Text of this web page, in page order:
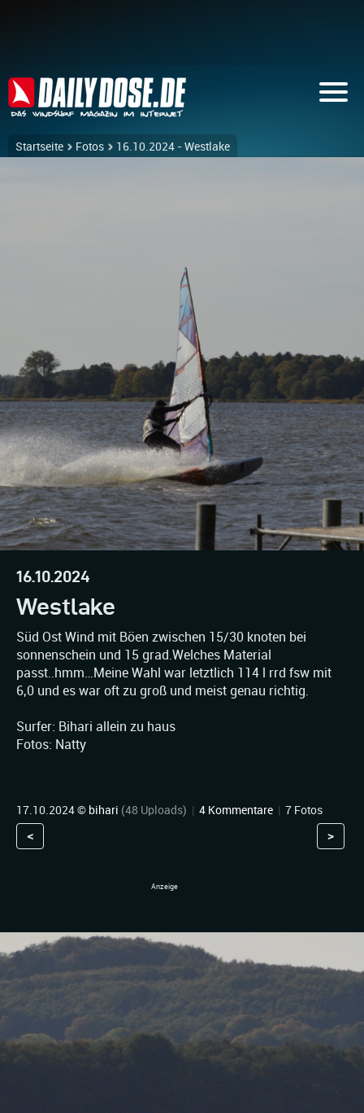
Startseite Fotos 16.10.2024 - Westlake
16.10.2024
Westlake
Süd Ost Wind mit Böen zwischen 15/30 knoten bei
sonnenschein und 15 grad.Welches Material
passt..hmm…Meine Wahl war letztlich 114 l rrd fsw mit
6,0 und es war oft zu groß und meist genau richtig.
Surfer: Bihari allein zu haus
Fotos: Natty
17.10.2024 © bihari (48 Uploads) | 4 Kommentare | 7 Fotos
< >